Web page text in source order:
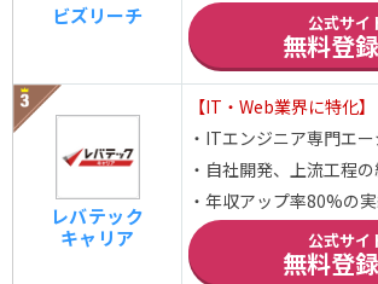
ビズリーチ 公式サイ
無料登
レバテック
キャリア
【IT・Web業界に特化】
・ITエンジニア専門エ
・自社開発、上流工程
・年収アップ率80%の
公式サイ
無料登